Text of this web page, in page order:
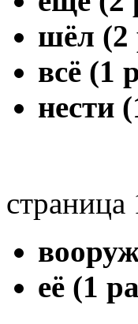
шёл (2
всё (1
нести
страница
её (1